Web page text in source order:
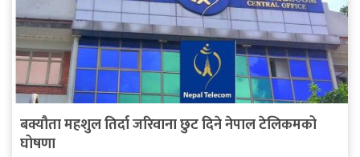
बक्यौता महशुल तिर्दा जरिवाना छुट दिने नेपाल टेलिकमको
घोषणा